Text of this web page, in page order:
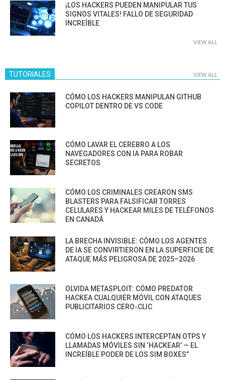
¡LOS HACKERS PUEDEN MANIPULAR TUS
SIGNOS VITALES! FALLO DE SEGURIDAD
INCREÍBLE
VIEW ALL
TUTORIALES VIEW ALL
CÓMO LOS HACKERS MANIPULAN GITHUB
COPILOT DENTRO DE VS CODE
CÓMO LAVAR EL CEREBRO A LOS
NAVEGADORES CON IA PARA ROBAR
SECRETOS
CÓMO LOS CRIMINALES CREARON SMS
BLASTERS PARA FALSIFICAR TORRES
CELULARES Y HACKEAR MILES DE TELÉFONOS
EN CANADÁ
LA BRECHA INVISIBLE: CÓMO LOS AGENTES
DE IA SE CONVIRTIERON EN LA SUPERFICIE DE
ATAQUE MÁS PELIGROSA DE 2025–2026
OLVIDA METASPLOIT: CÓMO PREDATOR
HACKEA CUALQUIER MÓVIL CON ATAQUES
PUBLICITARIOS CERO-CLIC
CÓMO LOS HACKERS INTERCEPTAN OTPS Y
LLAMADAS MÓVILES SIN ‘HACKEAR’ — EL
INCREÍBLE PODER DE LOS SIM BOXES”